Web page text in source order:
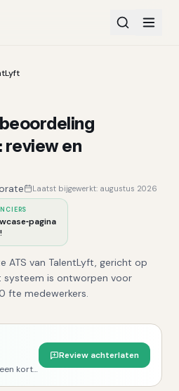
review en
Laatst bijgewerkt: augustus 2026
ATS van TalentLyft, gericht op
systeem is ontworpen voor
fte medewerkers.
Deel je ervaring, na een korte controle publiceren we je review.
Review achterlaten